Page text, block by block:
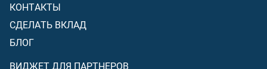
КОНТАКТЫ
СДЕЛАТЬ ВКЛАД
БЛОГ
ВИДЖЕТ ДЛЯ ПАРТНЕРОВ